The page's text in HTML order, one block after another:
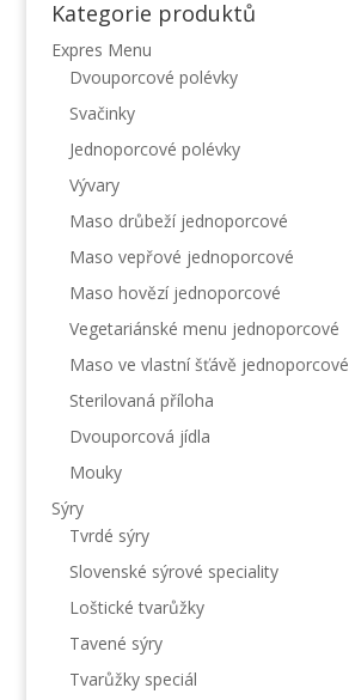
Kategorie produktů
Expres Menu
Dvouporcové polévky
Svačinky
Jednoporcové polévky
Vývary
Maso drůbeží jednoporcové
Maso vepřové jednoporcové
Maso hovězí jednoporcové
Vegetariánské menu jednoporcové
Maso ve vlastní šťávě jednoporcové
Sterilovaná příloha
Dvouporcová jídla
Mouky
Sýry
Tvrdé sýry
Slovenské sýrové speciality
Loštické tvarůžky
Tavené sýry
Tvarůžky speciál